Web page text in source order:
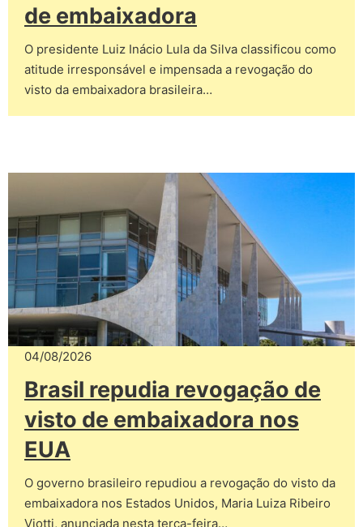
de embaixadora
O presidente Luiz Inácio Lula da Silva classificou como
atitude irresponsável e impensada a revogação do
visto da embaixadora brasileira…
04/08/2026
Brasil repudia revogação de
visto de embaixadora nos
EUA
O governo brasileiro repudiou a revogação do visto da
embaixadora nos Estados Unidos, Maria Luiza Ribeiro
Viotti, anunciada nesta terça-feira…